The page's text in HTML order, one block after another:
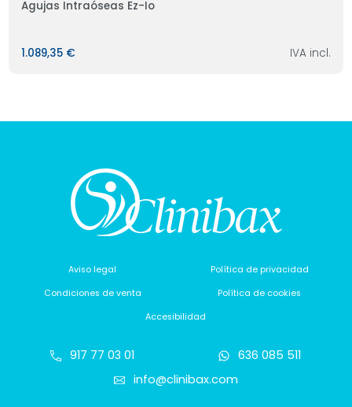
Agujas Intraóseas Ez-Io
1.089,35 € IVA incl.
Aviso legal
Política de privacidad
Condiciones de venta
Política de cookies
Accesibilidad
917 77 03 01
636 085 511
info@clinibax.com